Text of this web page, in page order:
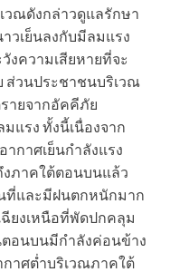
วณดังกล่าวดูแลรักษา
วเย็นลงกับมีลมแรง
งความเสียหายที่จะ
ส่วนประชาชนบริเวณ
ายจากอัคคีภัย
แรง ทั้งนี้เนื่องจาก
กาศเย็นกำลังแรง
งภาคใต้ตอนบนแล้ว
ที่และมีฝนตกหนักมาก
ยงเหนือที่พัดปกคลุม
ตอนบนมีกำลังค่อนข้าง
าศต่ำบริเวณภาคใต้